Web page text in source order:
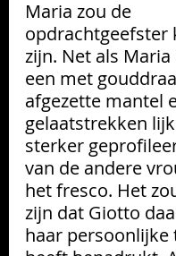
Maria zou de
opdrachtgeefster
zijn. Net als
een met
afgezette mantel
gelaatstrekken
sterker
van de andere
het fresco. Het
zijn dat Giotto
haar persoonlijke